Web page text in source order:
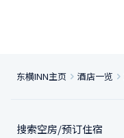
东横INN主页 酒店一览
搜索空房/预订住宿